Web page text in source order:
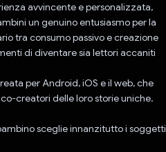
avvincente e personalizzata,
un genuino entusiasmo per la
tra consumo passivo e creazione
di diventare sia lettori accaniti
per Android, iOS e il web, che
creatori delle loro storie uniche.
sceglie innanzitutto i soggetti